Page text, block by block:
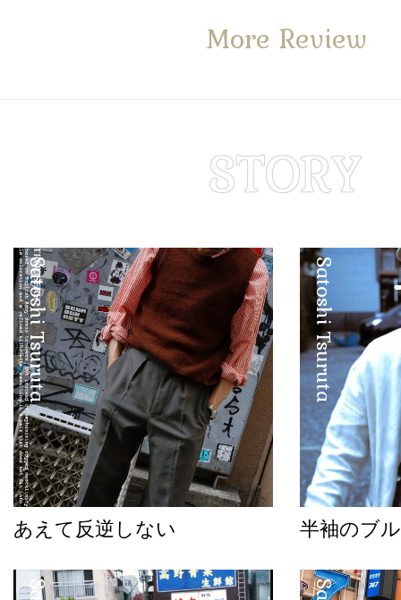
More Review
Satoshi Tsuruta
あえて反逆しない
Satoshi Tsuruta
半袖のブ